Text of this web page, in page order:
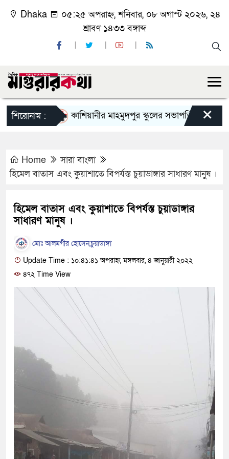
Dhaka
০৫:২৫ অপরাহ্ন, শনিবার, ০৮ অগাস্ট ২০২৬, ২৪
শ্রাবণ ১৪৩৩ বঙ্গাব্দ
শিরোনাম : কাশিয়ানীর মাহমুদপুর স্কুলের সভাপতি হলেন গোবিন্দ
×
Home
সারা বাংলা
হিমেল বাতাস এবং কুয়াশাতে বিপর্যস্ত চুয়াডাঙ্গার সাধারণ মানুষ ।
হিমেল বাতাস এবং কুয়াশাতে বিপর্যস্ত চুয়াডাঙ্গার
সাধারণ মানুষ ।
মোঃ আলমগীর হোসেন,চুয়াডাঙ্গা
Update Time : ১০:৪১:৪১ অপরাহ্ন, মঙ্গলবার, ৪ জানুয়ারী ২০২২
৪৭২ Time View